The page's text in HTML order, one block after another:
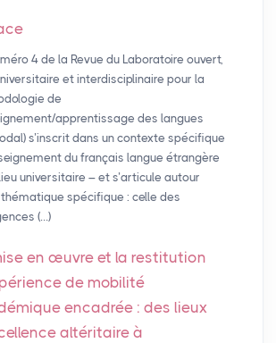
4 de la Revue du Laboratoire ouvert,
et interdisciplinaire pour la
de
apprentissage des langues
s’inscrit dans un contexte spécifique
du français langue étrangère
universitaire – et s’articule autour
thématique spécifique : celle des
(…)
en œuvre et la restitution
de mobilité
encadrée : des lieux
altéritaire à